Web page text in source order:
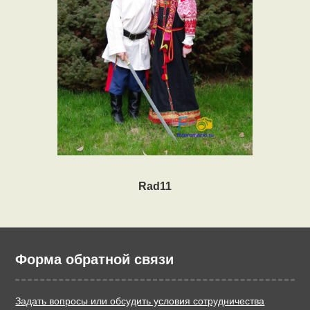
Rad11
Форма обратной связи
Задать вопросы или обсудить условия сотрудничества